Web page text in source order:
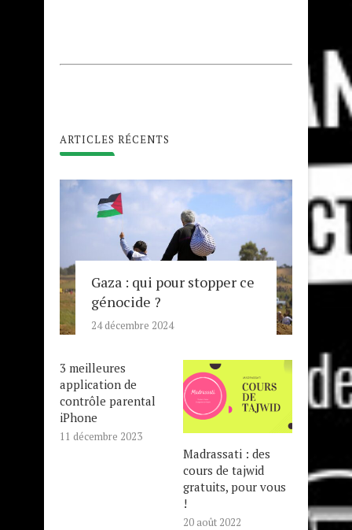
ARTICLES RÉCENTS
Gaza : qui pour stopper ce
génocide ?
24 décembre 2024
3 meilleures
application de
contrôle parental
iPhone
11 décembre 2023
Madrassati : des
cours de tajwid
gratuits, pour vous
!
20 août 2022